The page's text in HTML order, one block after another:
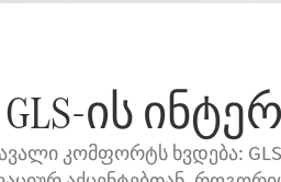
ის
კომფორტს ხვდება: